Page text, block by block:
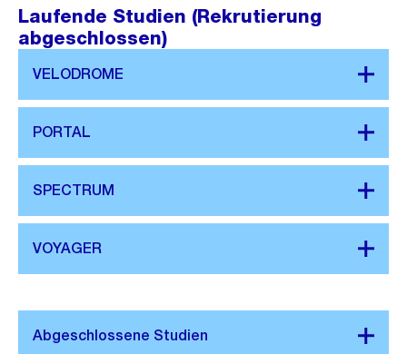
Laufende Studien (Rekrutierung
abgeschlossen)